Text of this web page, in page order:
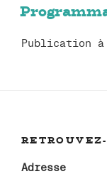
Publication
Adresse